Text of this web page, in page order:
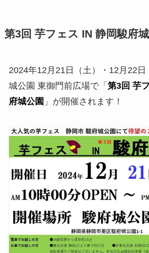
第3回 芋フェス IN 静岡駿府
2024年12月21日（土）・12月22
城公園 東御門前広場で「 第3回 芋
府城公園 」が開催されます！